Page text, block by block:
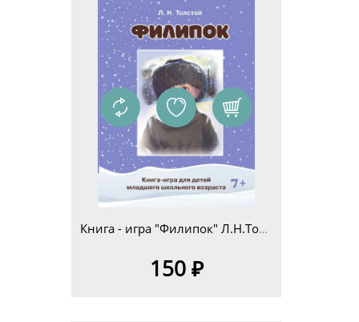
Книга - игра "Филипок" Л.Н.Толстой для детей младшего школьного возраста 7+
150 ₽